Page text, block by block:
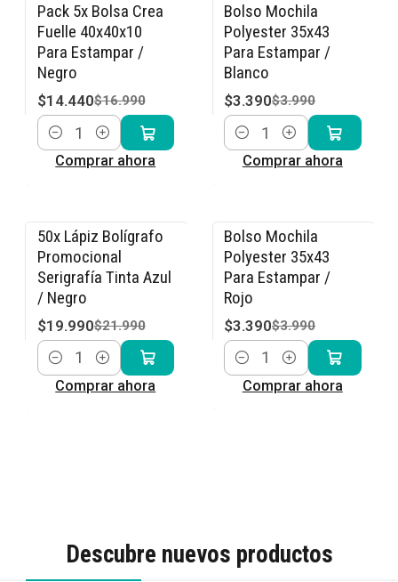
-15% OFF
Pack 5x Bolsa Crea
Fuelle 40x40x10
Para Estampar /
Negro
$14.440$16.990
Cantidad
Comprar ahora
-15% OFF
Bolso Mochila
Polyester 35x43
Para Estampar /
Blanco
$3.390$3.990
Cantidad
Comprar ahora
-9% OFF
50x Lápiz Bolígrafo
Promocional
Serigrafía Tinta Azul
/ Negro
$19.990$21.990
Cantidad
Comprar ahora
-15% OFF
Bolso Mochila
Polyester 35x43
Para Estampar /
Rojo
$3.390$3.990
Cantidad
Comprar ahora
Descubre nuevos productos